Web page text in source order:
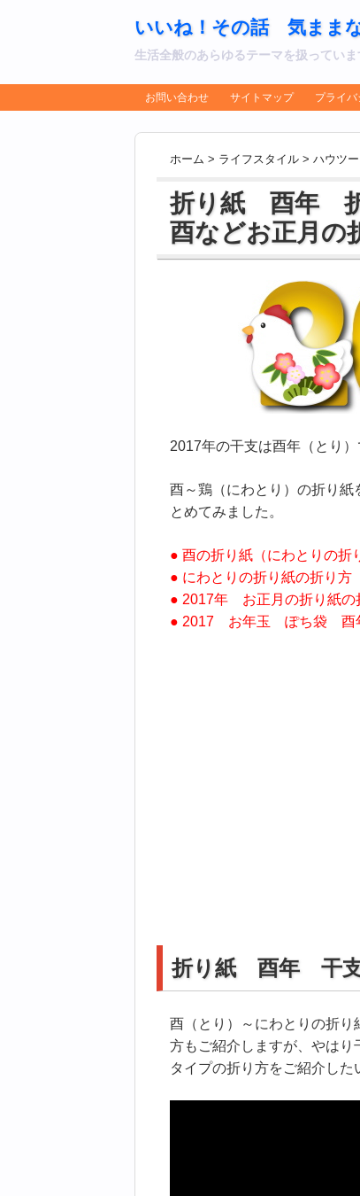
いいね！その話 気まま
生活全般のあらゆるテーマを扱っていま
お問い合わせ サイトマップ プライ
ホーム > ライフスタイル > ハウツー
折り紙 酉年
酉などお正月の
2017年の干支は酉年（とり）
酉～鶏（にわとり）の折り紙
とめてみました。
● 酉の折り紙（にわとりの折
● にわとりの折り紙の折り
● 2017年 お正月の折り紙の
● 2017 お年玉 ぽち袋 酉
折り紙 酉年 干
酉（とり）～にわとりの折り
方もご紹介しますが、やは
タイプの折り方をご紹介した